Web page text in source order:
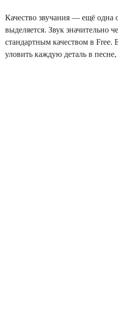
Качество звучания — ещё одна
выделяется. Звук значительно
стандартным качеством в Free.
уловить каждую деталь в